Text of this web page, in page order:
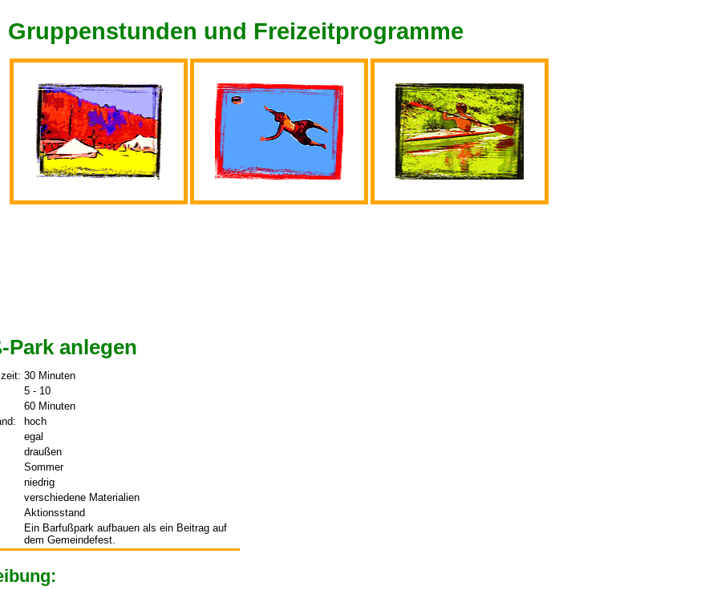
Park anlegen
30 Minuten
5 - 10
60 Minuten
hoch
egal
draußen
Sommer
niedrig
verschiedene Materialien
Aktionsstand
Ein Barfußpark aufbauen als ein Beitrag auf
dem Gemeindefest.
Gruppenstunden und Freizeitprogramme